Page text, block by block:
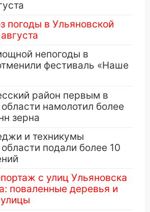
погоды в Ульяновской
непогоды в
фестиваль «Наше
район первым в
намолотил более
зерна
и техникумы
подали более 10
с улиц Ульяновска
поваленные деревья и